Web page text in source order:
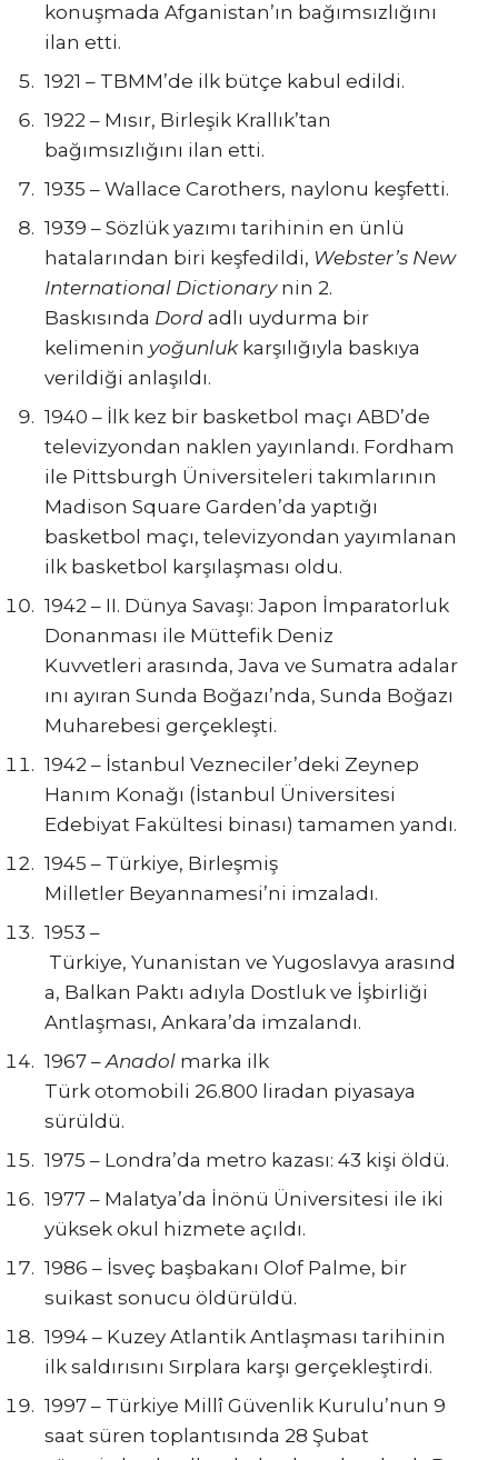
konuşmada Afganistan’ın bağımsızlığını
ilan etti.
1921 – TBMM’de ilk bütçe kabul edildi.
1922 – Mısır, Birleşik Krallık’tan
bağımsızlığını ilan etti.
1935 – Wallace Carothers, naylonu keşfetti.
1939 – Sözlük yazımı tarihinin en ünlü
hatalarından biri keşfedildi, Webster’s New
International Dictionarynin 2.
Baskısında Dord adlı uydurma bir
kelimenin yoğunlukkarşılığıyla baskıya
verildiği anlaşıldı.
1940 – İlk kez bir basketbol maçı ABD’de
televizyondan naklen yayınlandı. Fordham
ile Pittsburgh Üniversiteleri takımlarının
Madison Square Garden’da yaptığı
basketbol maçı, televizyondan yayımlanan
ilk basketbol karşılaşması oldu.
1942 – II. Dünya Savaşı: Japon İmparatorluk
Donanması ile Müttefik Deniz
Kuvvetleri arasında, Java ve Sumatra adalar
ını ayıran Sunda Boğazı’nda, Sunda Boğazı
Muharebesi gerçekleşti.
1942 – İstanbul Vezneciler’deki Zeynep
Hanım Konağı (İstanbul Üniversitesi
Edebiyat Fakültesi binası) tamamen yandı.
1945 – Türkiye, Birleşmiş
Milletler Beyannamesi’ni imzaladı.
1953 –
Türkiye, Yunanistan ve Yugoslavya arasınd
a, Balkan Paktı adıyla Dostluk ve İşbirliği
Antlaşması, Ankara’da imzalandı.
1967 –Anadol marka ilk
Türk otomobili 26.800 liradan piyasaya
sürüldü.
1975 – Londra’da metro kazası: 43 kişi öldü.
1977 – Malatya’da İnönü Üniversitesi ile iki
yüksek okul hizmete açıldı.
1986 – İsveç başbakanı Olof Palme, bir
suikast sonucu öldürüldü.
1994 – Kuzey Atlantik Antlaşması tarihinin
ilk saldırısını Sırplara karşı gerçekleştirdi.
1997 – Türkiye Millî Güvenlik Kurulu’nun 9
saat süren toplantısında 28 Şubat